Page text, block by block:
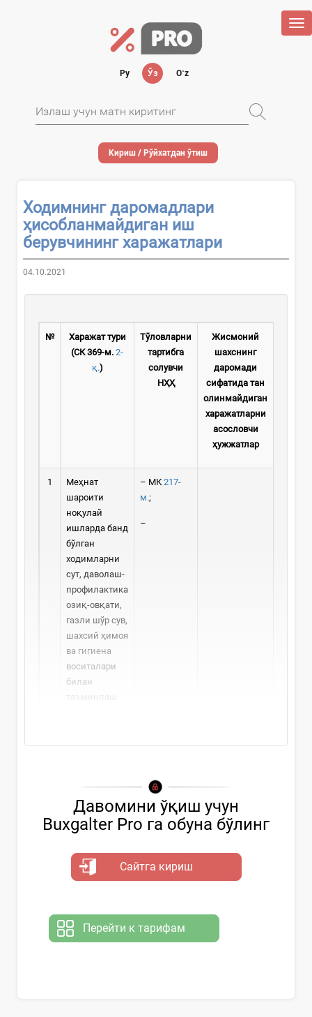
Ру Ўз Oʻz
Кириш / Рўйхатдан ўтиш
Ходимнинг даромадлари
ҳисобланмайдиган иш
берувчининг харажатлари
04.10.2021
№
Харажат тури
(СК 369-м. 2-
қ.)
Тўловларни
тартибга
солувчи
НҲҲ
Жисмоний
шахснинг
даромади
сифатида тан
олинмайдиган
харажатларни
асословчи
ҳужжатлар
1
Меҳнат
шароити
ноқулай
ишларда банд
бўлган
ходимларни
сут, даволаш-
профилактика
озиқ-овқати,
газли шўр сув,
шахсий ҳимоя
ва гигиена
воситалари
билан
– МК 217-
м.;
–
Давомини ўқиш учун
Buxgalter Pro га обуна бўлинг
Сайтга кириш
Перейти к тарифам